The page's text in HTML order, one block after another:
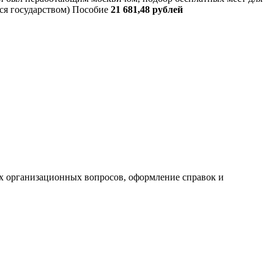
государством) Пособие 21 681,48 рублей
организационных вопросов, оформление справок и